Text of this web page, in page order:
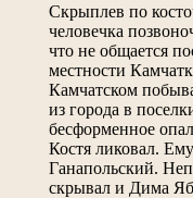
Скрыплев по
человечка
что не общается
местности
Камчатском
из города в
бесформенное
Костя ликовал.
Ганапольский.
скрывал и Дима